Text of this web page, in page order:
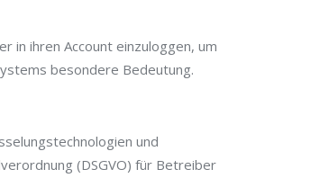
in ihren Account einzuloggen, um
besondere Bedeutung.
und
(DSGVO) für Betreiber